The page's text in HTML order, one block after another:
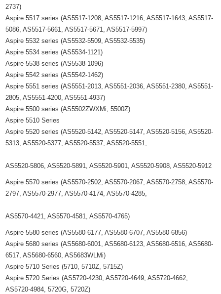
2737)
Aspire 5517 series (AS5517-1208, AS5517-1216, AS5517-1643, AS5517-
5086, AS5517-5661, AS5517-5671, AS5517-5997)
Aspire 5532 series (AS5532-5509, AS5532-5535)
Aspire 5534 series (AS5534-1121)
Aspire 5538 series (AS5538-1096)
Aspire 5542 series (AS5542-1462)
Aspire 5551 series (AS5551-2013, AS5551-2036, AS5551-2380, AS5551-
2805, AS5551-4200, AS5551-4937)
Aspire 5500 series (AS5502ZWXMi, 5500Z)
Aspire 5510 Series
Aspire 5520 series (AS5520-5142, AS5520-5147, AS5520-5156, AS5520-
5313, AS5520-5377, AS5520-5537, AS5520-5551,
AS5520-5806, AS5520-5891, AS5520-5901, AS5520-5908, AS5520-5912
Aspire 5570 series (AS5570-2502, AS5570-2067, AS5570-2758, AS5570-
2797, AS5570-2977, AS5570-4174, AS5570-4285,
AS5570-4421, AS5570-4581, AS5570-4765)
Aspire 5580 series (AS5580-6177, AS5580-6707, AS5580-6856)
Aspire 5680 series (AS5680-6001, AS5680-6123, AS5680-6516, AS5680-
6517, AS5680-6560, AS5683WLMi)
Aspire 5710 Series (5710, 5710Z, 5715Z)
Aspire 5720 Series (AS5720-4230, AS5720-4649, AS5720-4662,
AS5720-4984, 5720G, 5720Z)